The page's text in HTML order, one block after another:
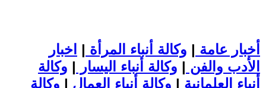
أخبار عامة | وكالة أنباء المرأة | اخبار
الأدب والفن | وكالة أنباء اليسار | وكالة
أنباء العلمانية | وكالة أنباء العمال | وكالة